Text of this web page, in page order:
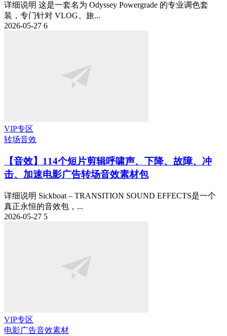
详细说明 这是一套名为 Odyssey Powergrade 的专业调色套
装，专门针对 VLOG、旅...
2026-05-27 6
VIP专区
转场音效
【音效】114个短片剪辑呼啸声、下降、故障、冲
击、加速电影广告转场音效素材包
详细说明 Sickboat – TRANSITION SOUND EFFECTS是一个
真正永恒的音效包，...
2026-05-27 5
VIP专区
电影广告音效素材